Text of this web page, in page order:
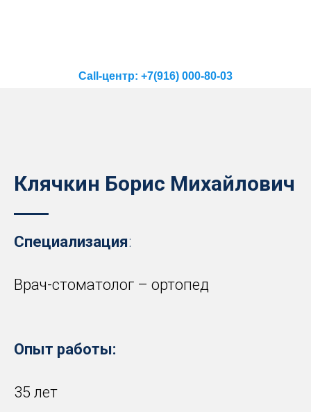
Call-центр: +7(916) 000-80-03
Клячкин Борис Михайлович
Специализация:
Врач-стоматолог – ортопед
Опыт работы:
35 лет